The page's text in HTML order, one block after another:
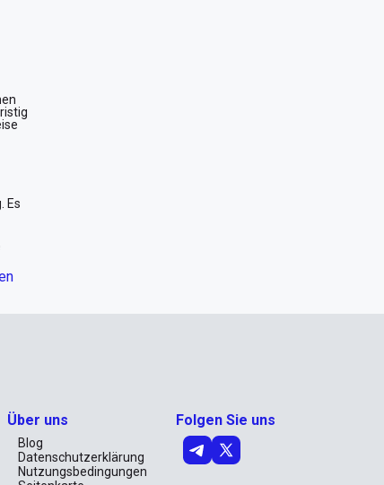
Es
Über uns
Blog
Datenschutzerklärung
Nutzungsbedingungen
Folgen Sie uns